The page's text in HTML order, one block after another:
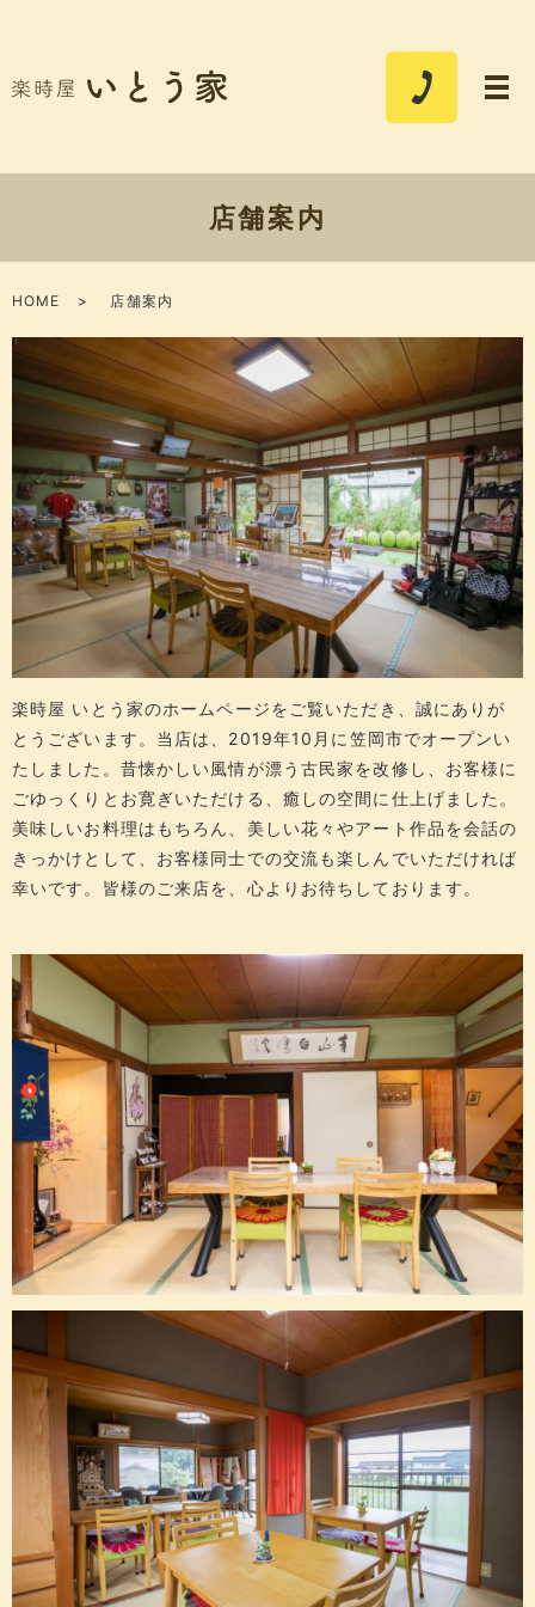
店舗案内
HOME 店舗案内
楽時屋 いとう家のホームページをご覧いただき、誠にありが
とうございます。当店は、2019年10月に笠岡市でオープンい
たしました。昔懐かしい風情が漂う古民家を改修し、お客様に
ごゆっくりとお寛ぎいただける、癒しの空間に仕上げました。
美味しいお料理はもちろん、美しい花々やアート作品を会話の
きっかけとして、お客様同士での交流も楽しんでいただければ
幸いです。皆様のご来店を、心よりお待ちしております。